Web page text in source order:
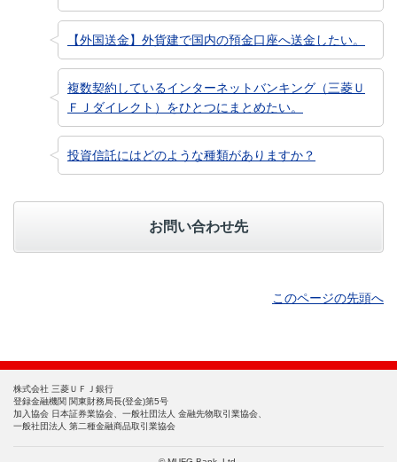
【外国送金】外貨建で国内の預金口座へ送金したい。
複数契約しているインターネットバンキング（三菱Ｕ
ＦＪダイレクト）をひとつにまとめたい。
投資信託にはどのような種類がありますか？
お問い合わせ先
このページの先頭へ
株式会社 三菱ＵＦＪ銀行
登録金融機関 関東財務局長(登金)第5号
加入協会 日本証券業協会、一般社団法人 金融先物取引業協会、
一般社団法人 第二種金融商品取引業協会